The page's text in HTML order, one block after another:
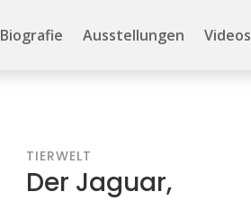
Biografie Ausstellungen Videos
TIERWELT
Der Jaguar,